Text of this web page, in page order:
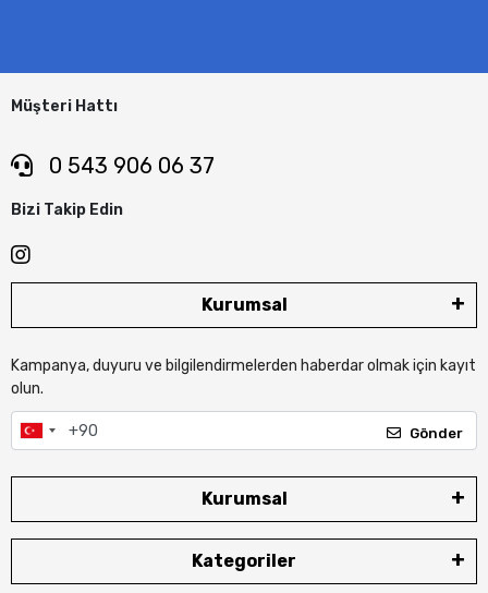
Müşteri Hattı
0 543 906 06 37
Bizi Takip Edin
Kurumsal
Kampanya, duyuru ve bilgilendirmelerden haberdar olmak için kayıt
olun.
Gönder
Kurumsal
Kategoriler